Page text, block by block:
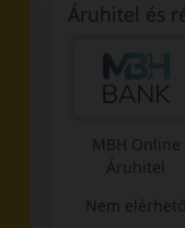
Áruhitel és
MBH Online
Áruhitel
Nem elérhető